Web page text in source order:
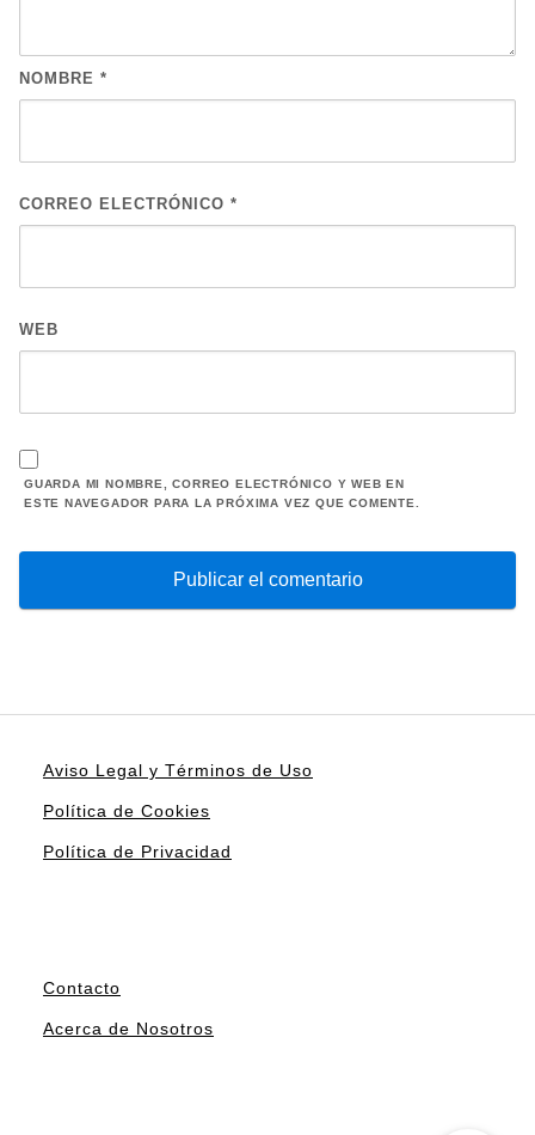
NOMBRE *
CORREO ELECTRÓNICO *
WEB
GUARDA MI NOMBRE, CORREO ELECTRÓNICO Y WEB EN
ESTE NAVEGADOR PARA LA PRÓXIMA VEZ QUE COMENTE.
Aviso Legal y Términos de Uso
Política de Cookies
Política de Privacidad
Contacto
Acerca de Nosotros